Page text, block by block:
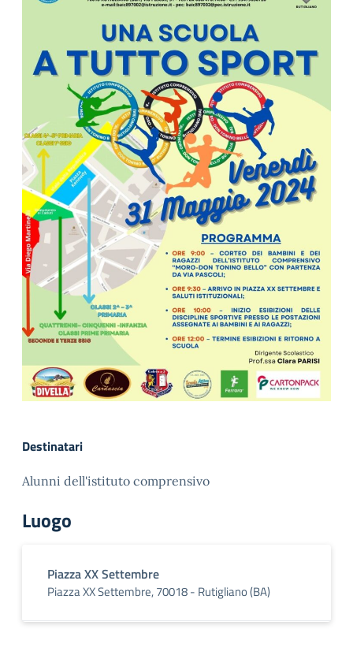
Destinatari
Alunni dell'istituto comprensivo
Luogo
Piazza XX Settembre
Piazza XX Settembre, 70018 - Rutigliano (BA)